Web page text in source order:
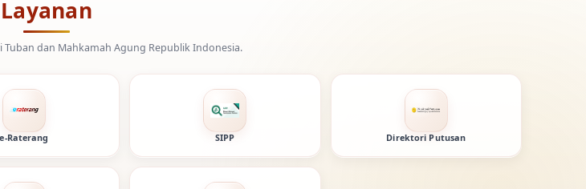
Layanan
Agung Republik Indonesia.
e-Raterang SIPP Direktori Putusan